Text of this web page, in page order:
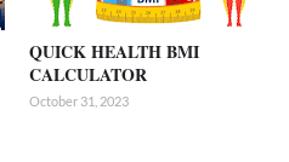
QUICK HEALTH BMI
CALCULATOR
October 31, 2023